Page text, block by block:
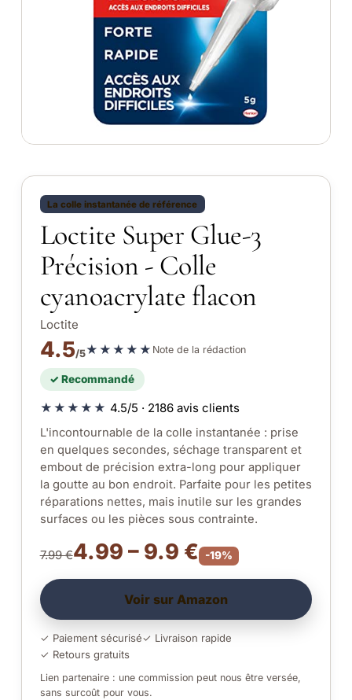
La colle instantanée de référence
Loctite Super Glue-3
Précision - Colle
cyanoacrylate flacon
Loctite
4.5/5★★★★★ Note de la rédaction
✓ Recommandé
★★★★★ 4.5/5 · 2186 avis clients
L'incontournable de la colle instantanée : prise
en quelques secondes, séchage transparent et
embout de précision extra-long pour appliquer
la goutte au bon endroit. Parfaite pour les petites
réparations nettes, mais inutile sur les grandes
surfaces ou les pièces sous contrainte.
7.99 €4.99 – 9.9 € -19%
Voir sur Amazon
✓ Paiement sécurisé✓ Livraison rapide
✓ Retours gratuits
Lien partenaire : une commission peut nous être versée,
sans surcoût pour vous.